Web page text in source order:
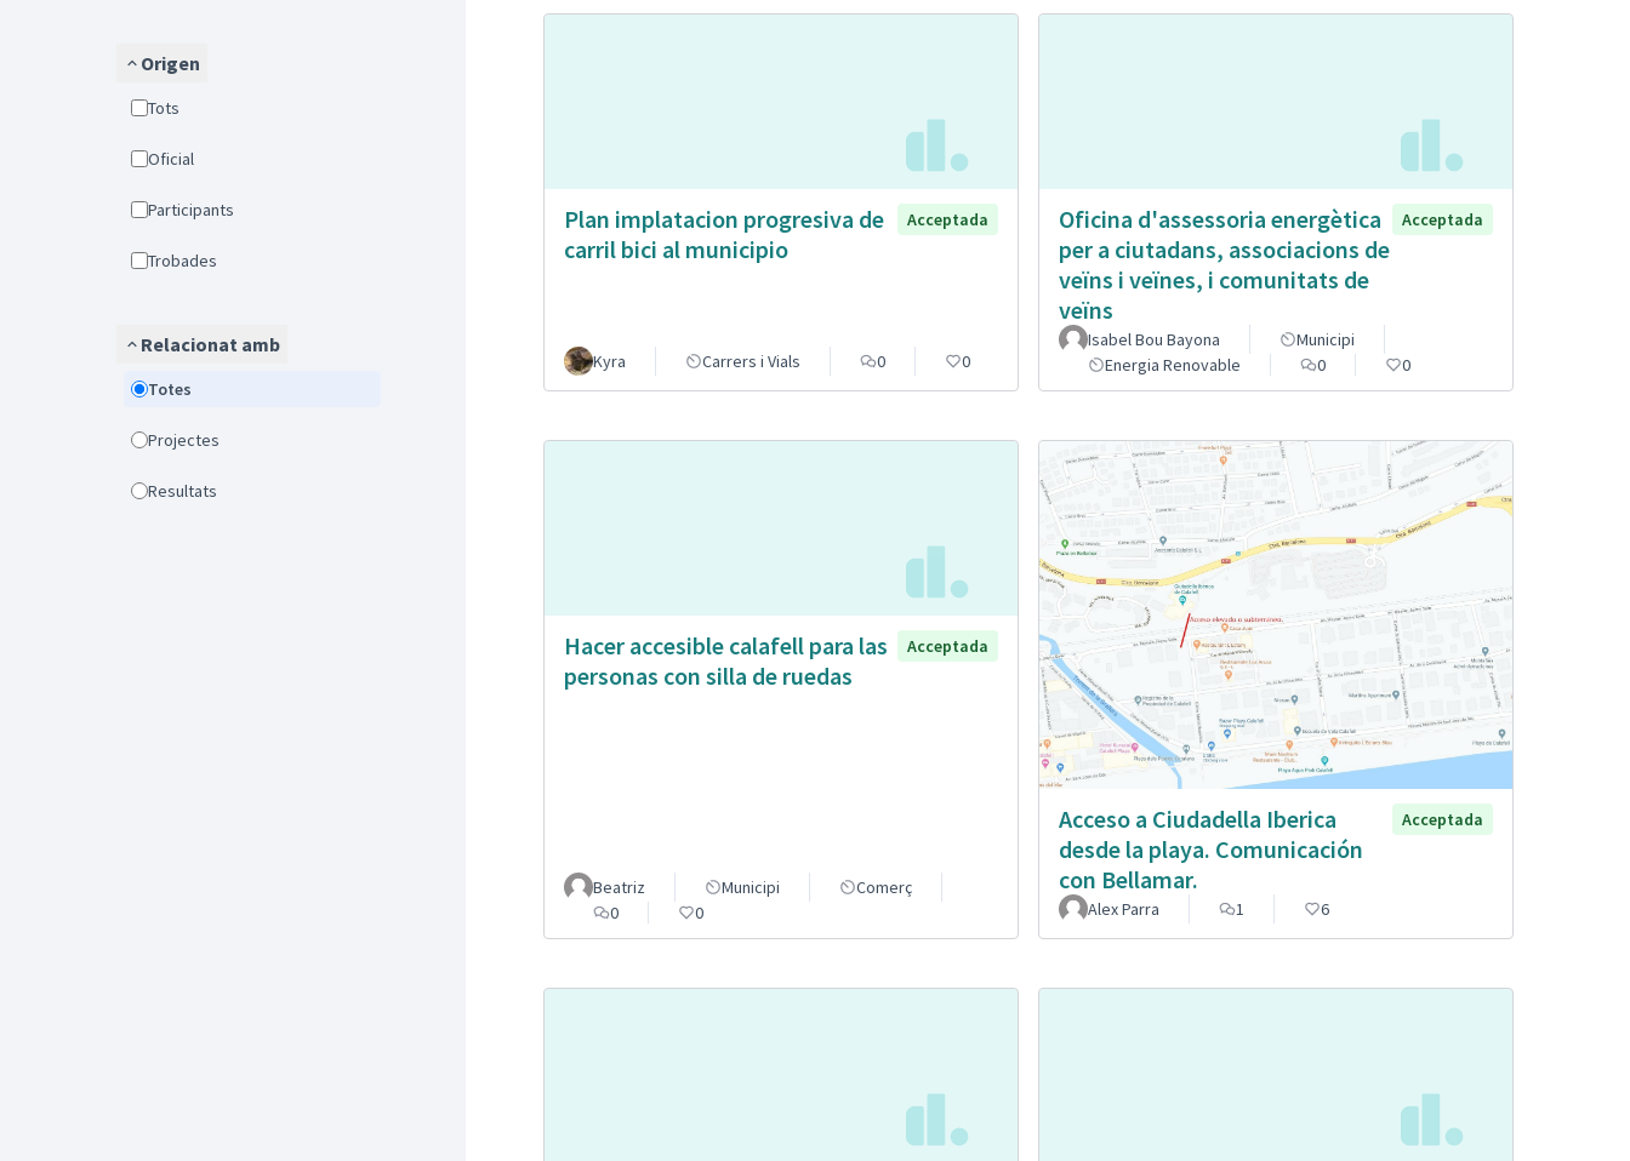
Origen
Tots
Oficial
Participants
Trobades
Relacionat amb
Totes
Projectes
Resultats
Plan implatacion progresiva de
carril bici al municipio
Acceptada
Kyra Carrers i Vials 0 0
Oficina d'assessoria energètica
per a ciutadans, associacions de
veïns i veïnes, i comunitats de
veïns
Acceptada
Isabel Bou Bayona
Municipi
Energia Renovable
0 0
Hacer accesible calafell para las
personas con silla de ruedas
Acceptada
Beatriz Municipi
Comerç
0
0
Acceso a Ciudadella Iberica
desde la playa. Comunicación
con Bellamar.
Acceptada
Alex Parra 1 6